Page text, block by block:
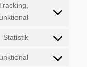
Statistik